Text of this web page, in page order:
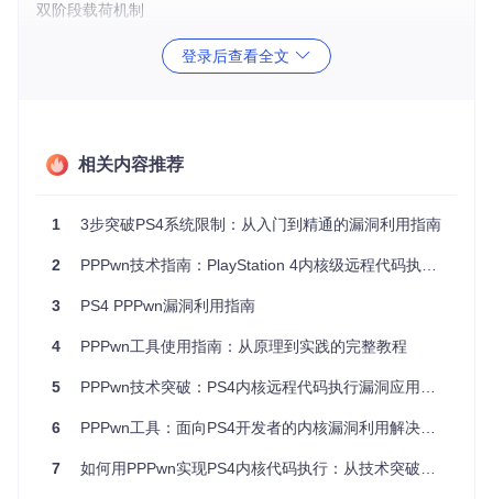
双阶段载荷机制
整个漏洞利用过程分为两个关键阶段：
环境配置：打造你的实验平台
硬件准备清单
带以太网接口的计算机（台式机、笔记本或带USB网卡的设
备）
PlayStation 4主机（固件版本7.00-11.00）
在Linux系统中准备工作环境：
cd
安装必要的依赖组件：
登录后查看全文
相关内容推荐
1 3步突破PS4系统限制：从入门到精通的漏洞利用指南
2 PPPwn技术指南：PlayStation 4内核级远程代码执行工具应用教程
3 PS4 PPPwn漏洞利用指南
4 PPPwn工具使用指南：从原理到实践的完整教程
5 PPPwn技术突破：PS4内核远程代码执行漏洞应用指南
6 PPPwn工具：面向PS4开发者的内核漏洞利用解决方案
7 如何用PPPwn实现PS4内核代码执行：从技术突破到实战应用的完整探索